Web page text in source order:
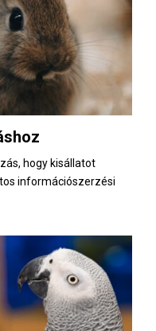
hogy kisállatot
információszerzési